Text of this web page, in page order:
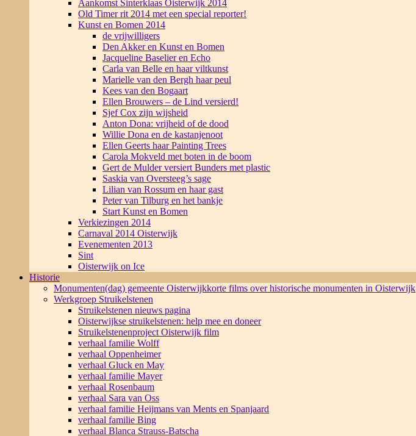
Aankomst Sinterklaas Oisterwijk 2014
Old Timer rit 2014 met een special reporter!
Kunst en Bomen 2014
de vrijwilligers
Den Akker en Kunst en Bomen
Jacqueline Baselier en Echo
Carla van Belle en haar viltkunst
Marielle van den Bergh haar peul
Kees van den Bogaart
Ellen Brouwers – de Lind versierd!
Sjef Cox zijn wijsheid
Anton Dona: vrijheid of de dood
Willie Dona en de kastanjenoot
Ellen Geerts haar Painting Trees
Carola Mokveld met boten in de boom
Gert de Mulder versiert Bunders met plastic
Saskia van Oversteeg’s sage
Lilian van Rossum en haar gast
Peter van Tilburg en het bankje
Start Kunst en Bomen
Verkiezingen 2014
Carnaval 2014 Oisterwijk
Evenementen 2013
Sint
Oisterwijk on Ice
Historie
Monumenten(dag) gemeente Oisterwijkkorte films over historische monumenten in Oisterwijk
Werkgroep Struikelstenen
Struikelstenen nieuws pagina
Oisterwijkse struikelstenen: help mee en doneer
Struikelstenenproject Oisterwijk film
verhaal familie Wolff
verhaal Oppenheimer
verhaal Gluck en May
verhaal familie Mayer
verhaal Rosenbaum
verhaal Sara van Oss
verhaal familie Heijmans van Ments en Spanjaard
verhaal familie Bing
verhaal Blanca Strauss-Batscha